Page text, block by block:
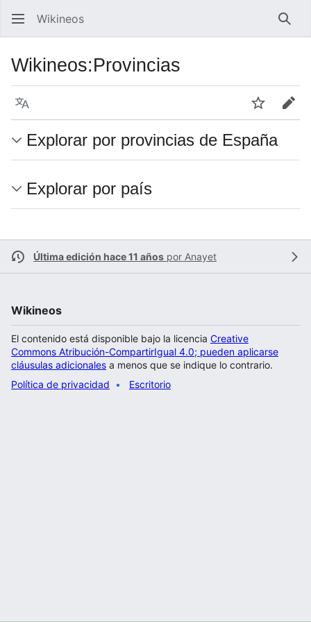
Wikineos
Wikineos:Provincias
Idioma Vigilar
Explorar por provincias de España
Explorar por país
Última edición hace 11 años por Anayet
Wikineos
El contenido está disponible bajo la licencia Creative
Commons Atribución-CompartirIgual 4.0; pueden aplicarse
cláusulas adicionales a menos que se indique lo contrario.
Política de privacidad
Escritorio